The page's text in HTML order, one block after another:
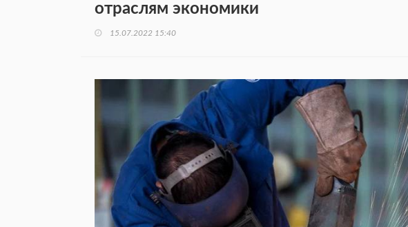
отраслям экономики
15.07.2022 15:40